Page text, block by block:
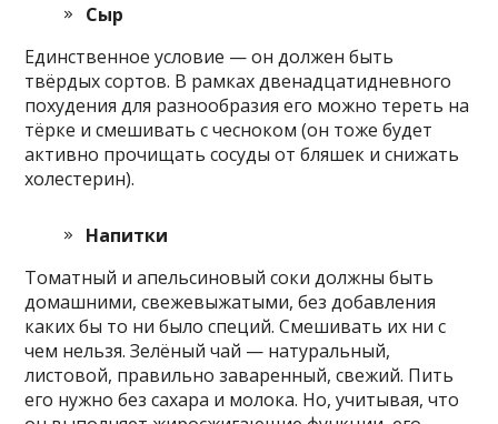
Сыр
Единственное условие — он должен быть
твёрдых сортов. В рамках двенадцатидневного
похудения для разнообразия его можно тереть на
тёрке и смешивать с чесноком (он тоже будет
активно прочищать сосуды от бляшек и снижать
холестерин).
Напитки
Томатный и апельсиновый соки должны быть
домашними, свежевыжатыми, без добавления
каких бы то ни было специй. Смешивать их ни с
чем нельзя. Зелёный чай — натуральный,
листовой, правильно заваренный, свежий. Пить
его нужно без сахара и молока. Но, учитывая, что